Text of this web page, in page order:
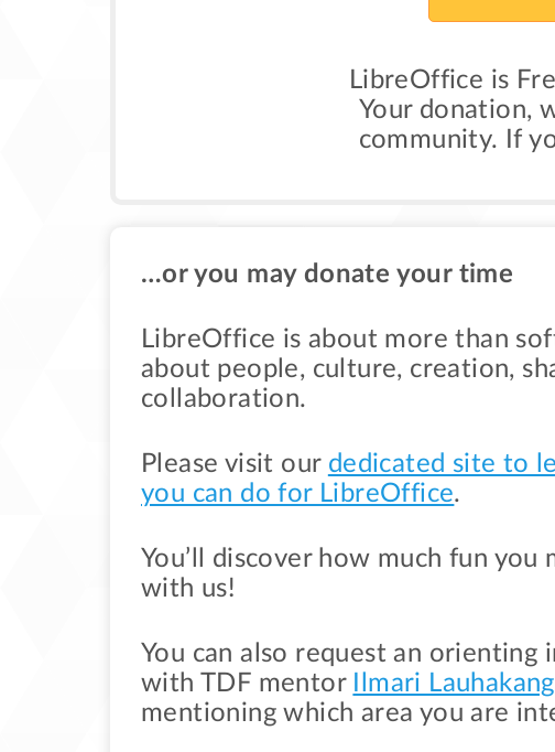
LibreOffice is
Your donation,
community. If
…or you may donate your time
LibreOffice is about more than
about people, culture, creation,
collaboration.
Please visit our dedicated site to
you can do for LibreOffice.
You’ll discover how much fun you
with us!
You can also request an orienting
with TDF mentor
Ilmari
mentioning which area you are